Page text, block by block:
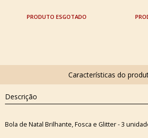
ESGOTADO
Descrição
Bola de Natal Brilhante, Fosca e Glitter - 3